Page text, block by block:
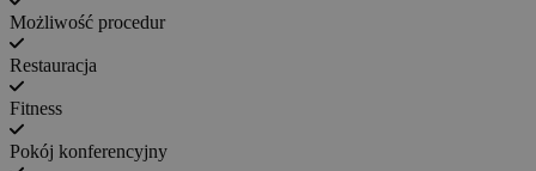
Możliwość procedur
Restauracja
Fitness
Pokój konferencyjny